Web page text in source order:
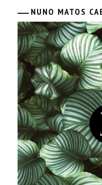
NUNO MATOS